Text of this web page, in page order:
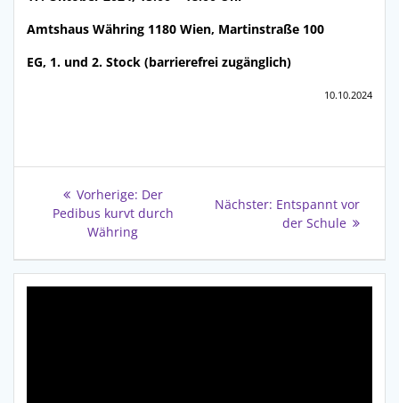
Amtshaus Währing 1180 Wien, Martinstraße 100
EG, 1. und 2. Stock (barrierefrei zugänglich)
10.10.2024
Beitragsnavigation
Vorherige: Vorheriger
Beitrag:
Der
Pedibus kurvt durch
Währing
Nächster: Nächster
Beitrag:
Entspannt vor
der Schule